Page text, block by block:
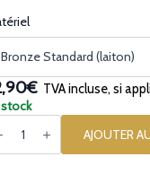
:
TVA incluse, si
stock
AJOUTER